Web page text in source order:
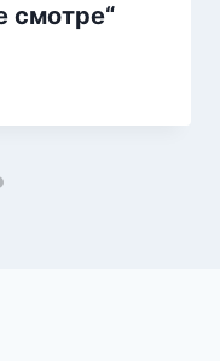
смотре“